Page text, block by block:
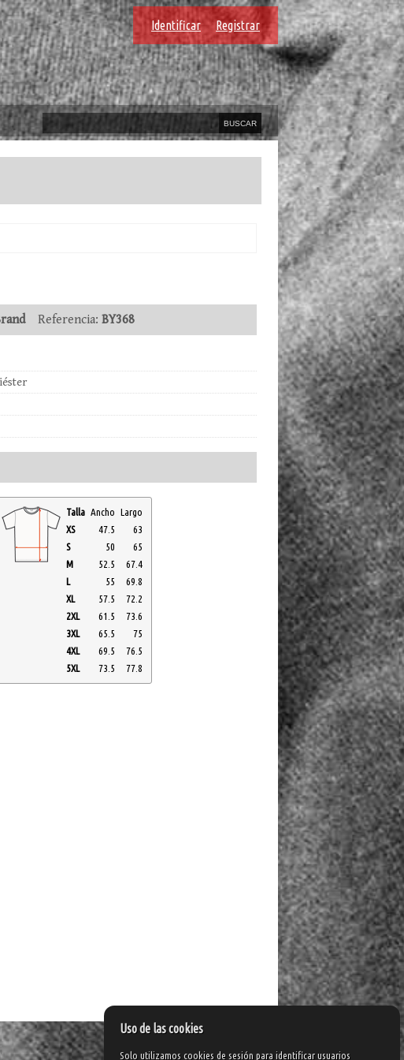
Identificar Registrar
Referencia: BY368
Talla Ancho Largo
XS
47.5
63
S
50
65
M
52.5
67.4
L
55
69.8
XL
57.5
72.2
2XL
61.5
73.6
3XL
65.5
75
4XL
69.5
76.5
5XL
73.5 77.8
Uso de las cookies
Solo utilizamos cookies de sesión para identificar usuarios